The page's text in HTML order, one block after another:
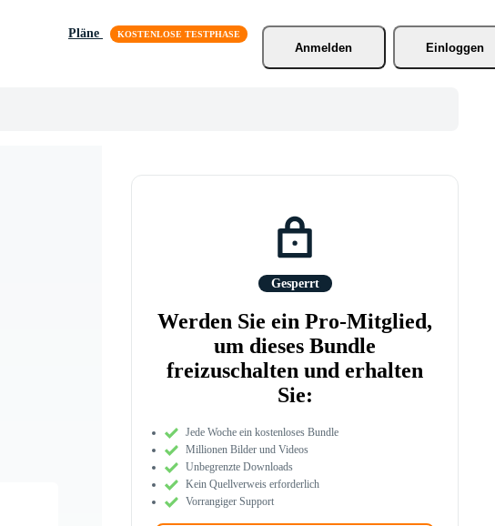
Pläne
Anmelden
Einloggen
Gesperrt
Werden Sie ein Pro-Mitglied,
um dieses Bundle
freizuschalten und erhalten
Sie:
Jede Woche ein kostenloses Bundle
Millionen Bilder und Videos
Unbegrenzte Downloads
Kein Quellverweis erforderlich
Vorrangiger Support